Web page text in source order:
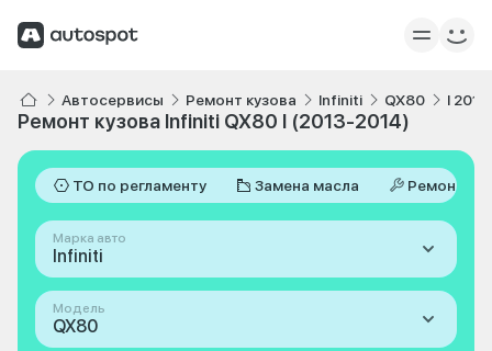
Автосервисы Ремонт кузова Infiniti QX80 I
Ремонт кузова Infiniti QX80 I (2013-2014)
ТО по регламенту Замена масла Ремонт
Марка авто
Infiniti
Модель
QX80